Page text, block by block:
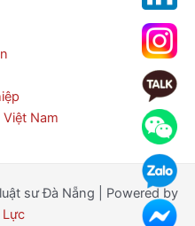
Nam
sư Đà Nẵng | Powered by
Lực